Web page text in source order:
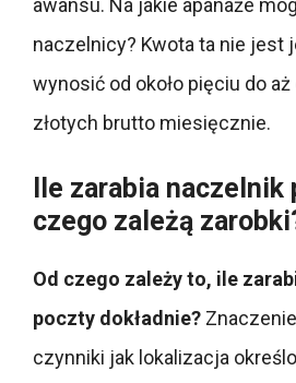
awansu. Na jakie apanaże
naczelnicy? Kwota ta nie jest
wynosić od około pięciu do
złotych brutto miesięcznie.
Ile zarabia
czego zależą
Od czego zależy to, ile
poczty dokładnie?
czynniki jak lokalizacja